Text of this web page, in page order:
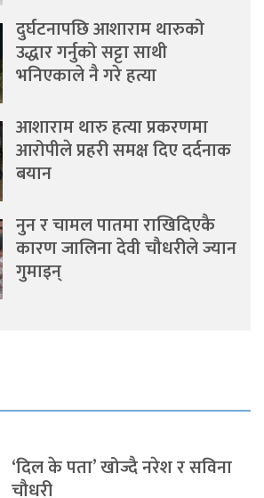
दुर्घटनापछि आशाराम थारुको
उद्धार गर्नुको सट्टा साथी
भनिएकाले नै गरे हत्या
आशाराम थारु हत्या प्रकरणमा
आरोपीले प्रहरी समक्ष दिए दर्दनाक
बयान
नुन र चामल पातमा राखिदिएकै
कारण जालिना देवी चौधरीले ज्यान
गुमाइन्
‘दिल के पता’ खोज्दै नरेश र सविना
चौधरी